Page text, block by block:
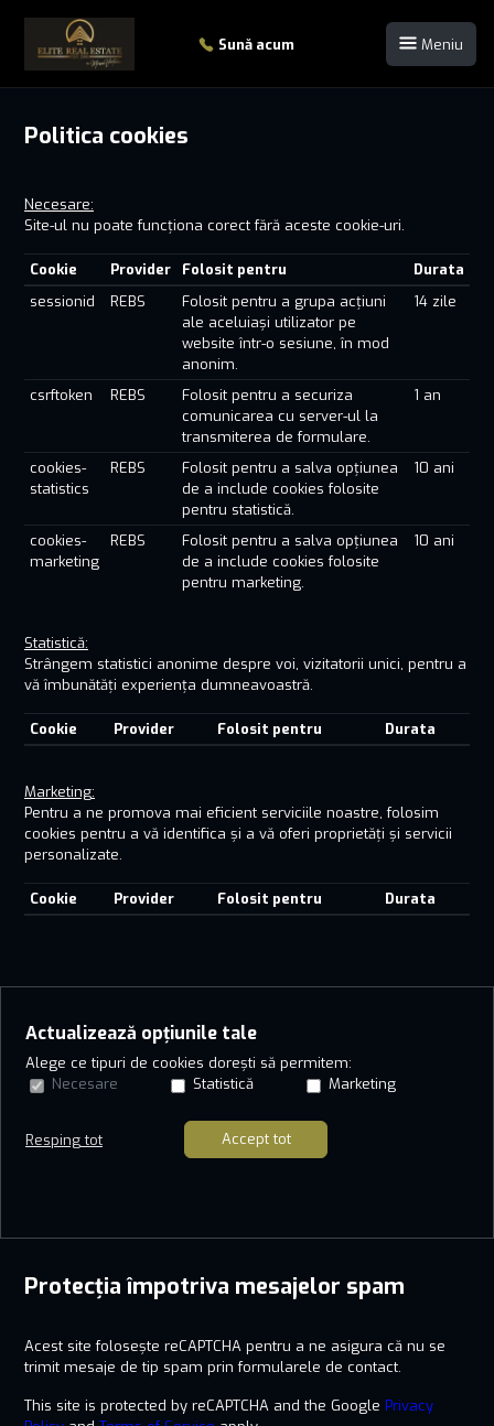
Sună acum Meniu
Politica cookies
Necesare:
Site-ul nu poate funcționa corect fără aceste cookie-uri.
Cookie Provider Folosit pentru
Durata
sessionid
REBS
Folosit pentru a grupa acțiuni
ale aceluiași utilizator pe
website într-o sesiune, în mod
anonim.
14 zile
csrftoken REBS
Folosit pentru a securiza
comunicarea cu server-ul la
transmiterea de formulare.
1 an
cookies-
statistics
REBS
Folosit pentru a salva opțiunea
de a include cookies folosite
pentru statistică.
10 ani
cookies-
marketing
REBS
Folosit pentru a salva opțiunea
de a include cookies folosite
pentru marketing.
10 ani
Statistică:
Strângem statistici anonime despre voi, vizitatorii unici, pentru a
vă îmbunătăți experiența dumneavoastră.
Cookie Provider Folosit pentru Durata
Marketing:
Pentru a ne promova mai eficient serviciile noastre, folosim
cookies pentru a vă identifica și a vă oferi proprietăți și servicii
personalizate.
Cookie Provider Folosit pentru Durata
Actualizează opțiunile tale
Alege ce tipuri de cookies dorești să permitem:
Necesare
Statistică Marketing
Resping tot Accept tot
Protecția împotriva mesajelor spam
Acest site folosește reCAPTCHA pentru a ne asigura că nu se
trimit mesaje de tip spam prin formularele de contact.
This site is protected by reCAPTCHA and the Google Privacy